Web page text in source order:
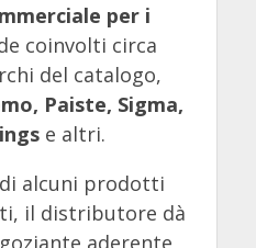
per i
coinvolti circa
del catalogo,
Paiste, Sigma,
e altri.
alcuni prodotti
il distributore dà
aderente